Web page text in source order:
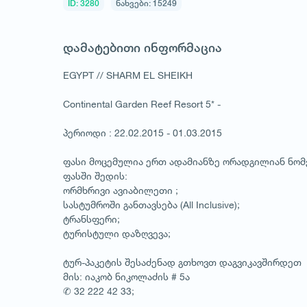
ID: 3280 ნახვები: 15249
დამატებითი ინფორმაცია
EGYPT // SHARM EL SHEIKH
Continental Garden Reef Resort 5* -
პერიოდი : 22.02.2015 - 01.03.2015
ფასი მოცემულია ერთ ადამიანზე ორადგილიან
ფასში შედის:
ორმხრივი ავიაბილეთი ;
სასტუმროში განთავსება (All Inclusive);
ტრანსფერი;
ტურისტული დაზღვევა;
ტურ-პაკეტის შესაძენად გთხოვთ დაგვიკავშირდეთ
მის: იაკობ ნიკოლაძის # 5ა
✆ 32 222 42 33;